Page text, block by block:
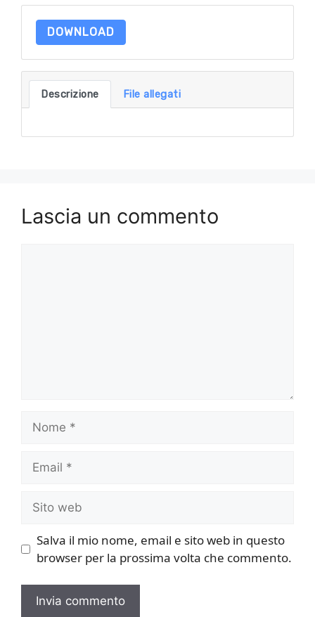
DOWNLOAD
Descrizione File allegati
Lascia un commento
Nome
Email
Sito
web
Salva il mio nome, email e sito web in questo
browser per la prossima volta che commento.